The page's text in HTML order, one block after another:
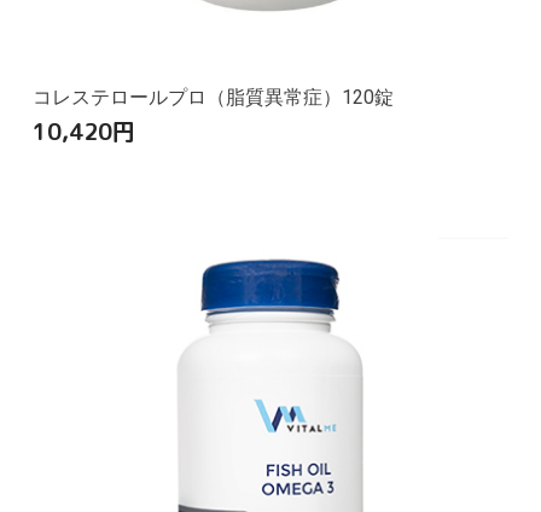
コレステロールプロ（脂質異常症）120錠
10,420円